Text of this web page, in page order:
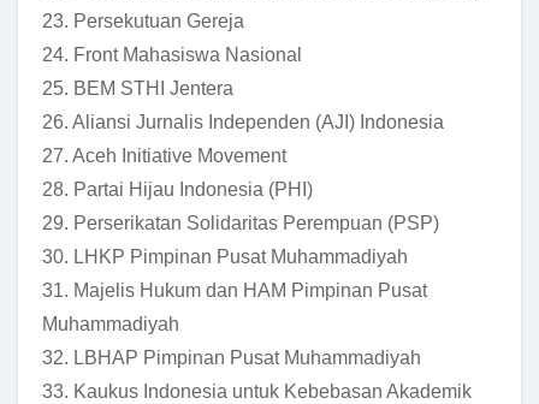
23. Persekutuan Gereja
24. Front Mahasiswa Nasional
25. BEM STHI Jentera
26. Aliansi Jurnalis Independen (AJI) Indonesia
27. Aceh Initiative Movement
28. Partai Hijau Indonesia (PHI)
29. Perserikatan Solidaritas Perempuan (PSP)
30. LHKP Pimpinan Pusat Muhammadiyah
31. Majelis Hukum dan HAM Pimpinan Pusat
Muhammadiyah
32. LBHAP Pimpinan Pusat Muhammadiyah
33. Kaukus Indonesia untuk Kebebasan Akademik